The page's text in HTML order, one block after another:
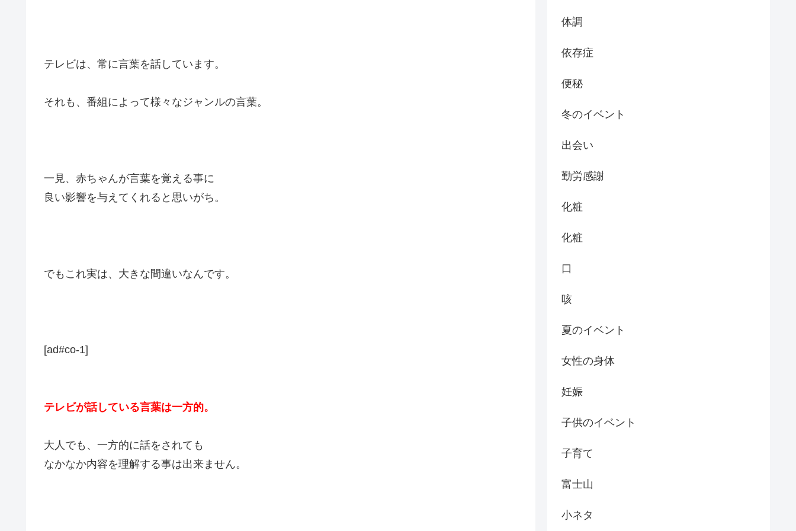
テレビは、常に言葉を話しています。
それも、番組によって様々なジャンルの言葉。
一見、赤ちゃんが言葉を覚える事に
良い影響を与えてくれると思いがち。
でもこれ実は、大きな間違いなんです。
[ad#co-1]
テレビが話している言葉は一方的。
大人でも、一方的に話をされても
なかなか内容を理解する事は出来ません。
体調
依存症
便秘
冬のイベント
出会い
勤労感謝
化粧
化粧
口
咳
夏のイベント
女性の身体
妊娠
子供のイベント
子育て
富士山
小ネタ